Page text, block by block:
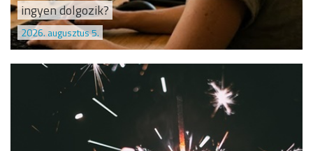
ingyen dolgozik?
2026. augusztus 5.